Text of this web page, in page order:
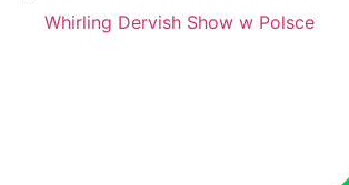
Whirling Dervish Show w Polsce